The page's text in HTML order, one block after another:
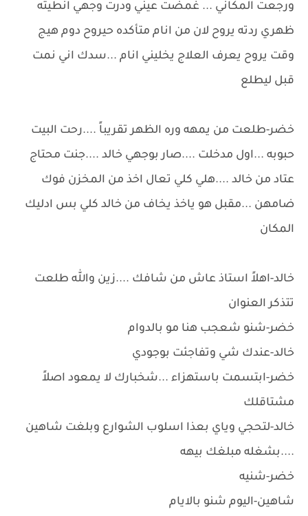
ورجعت المكاني ... غمضت عيني ودرت وجهي انطيته
ظهري ردته يروح لان من انام متأكده حيروح دوم هيج
وقت يروح يعرف العلاج يخليني انام ...سدك اني نمت
قبل ليطلع
خضر-طلعت من يمهه وره الظهر تقريباً ....رحت البيت
حبوبه ...اول مدخلت ....صار بوجهي خالد ....جنت محتاج
عتاد من خالد ....هلي كلي تعال اخذ من المخزن فوك
ضامهن ...مقبل هو ياخذ يخاف من خالد كلي بس ادليك
المكان
خالد-اهلاً استاذ عاش من شافك ....زين والله طلعت
تتذكر العنوان
خضر-شنو شعجب هنا مو بالدوام
خالد-عندك شي وتفاجئت بوجودي
خضر-ابتسمت باستهزاء ...شخبارك لا يمعود اصلاً
مشتاقلك
خالد-لتحجي وياي بعذا اسلوب الشوارع وبلغت شاهين
....بشغله مبلغك بيهه
خضر-شنيه
شاهين-اليوم شنو بالايام